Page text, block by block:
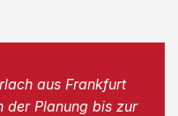
aus Frankfurt
der Planung bis zur